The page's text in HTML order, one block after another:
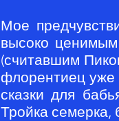
Мое
высоко
(считавшим
флорентиец уже
сказки для
Тройка семерка,